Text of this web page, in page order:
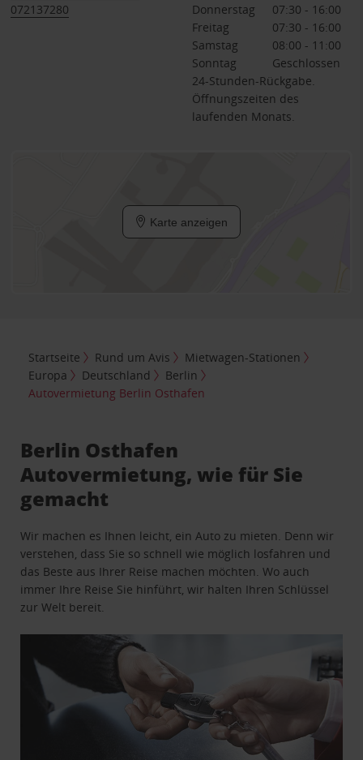
072137280
Donnerstag
07:30 - 16:00
Freitag
07:30 - 16:00
Samstag
08:00 - 11:00
Sonntag
Geschlossen
24-Stunden-Rückgabe.
Öffnungszeiten des
laufenden Monats.
Karte anzeigen
Startseite Rund um Avis
Mietwagen-Stationen
Europa
Deutschland
Berlin
Autovermietung Berlin Osthafen
Berlin Osthafen
Autovermietung, wie für Sie
gemacht
Wir machen es Ihnen leicht, ein Auto zu mieten. Denn wir
verstehen, dass Sie so schnell wie möglich losfahren und
das Beste aus Ihrer Reise machen möchten. Wo auch
immer Ihre Reise Sie hinführt, wir halten Ihren Schlüssel
zur Welt bereit.